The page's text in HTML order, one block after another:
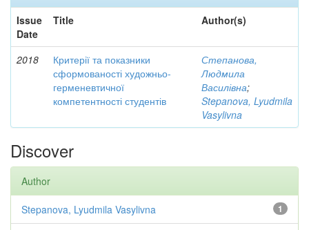
Issue
Date
Title Author(s)
2018
Критерії та показники
сформованості художньо-
герменевтичної
компетентності студентів
Степанова,
Людмила
Василівна;
Stepanova, Lyudmila
Vasylivna
Discover
Author
1
Stepanova, Lyudmila Vasylivna